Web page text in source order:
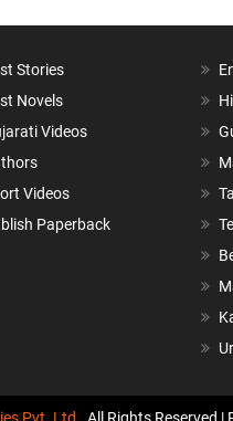
Stories
Novels
Videos
Videos
Paperback